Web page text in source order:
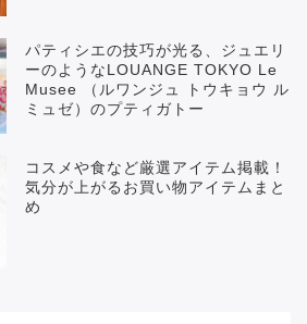
パティシエの技巧が光る、ジュエリ
ーのようなLOUANGE TOKYO Le
Musee （ルワンジュ トウキョウ ル
ミュゼ）のプティガトー
コスメや食など厳選アイテム掲載！
気分が上がるお買い物アイテムまと
め